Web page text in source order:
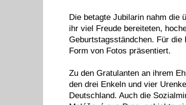
Die betagte Jubilarin nahm die
ihr viel Freude bereiteten,
Geburtstagsständchen. Für die
Form von Fotos präsentiert.
Zu den Gratulanten an ihrem
den drei Enkeln und vier
Deutschland. Auch die